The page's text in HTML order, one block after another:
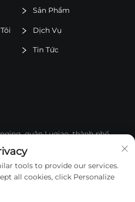
Sản Phẩm
Dịch Vụ
Tin Tức
quận Luqiao, thành phố
tools to provide our services.
all cookies, click Personalize